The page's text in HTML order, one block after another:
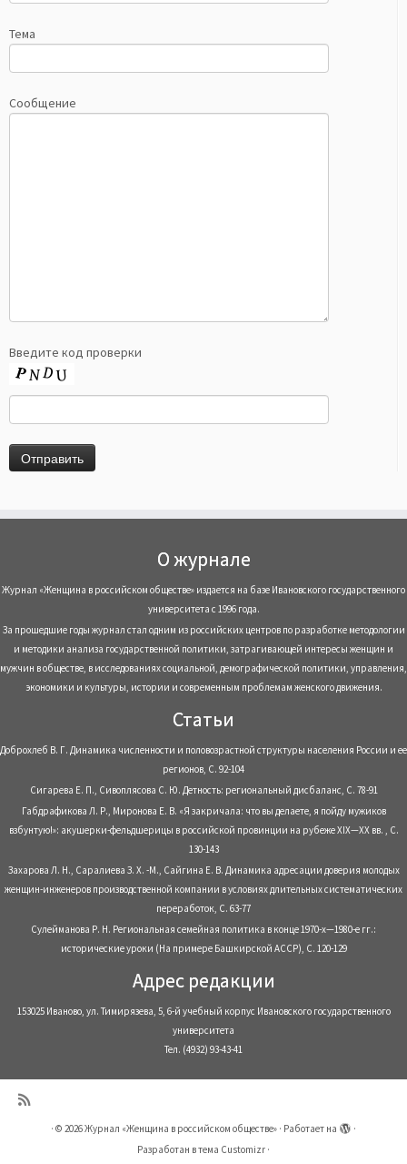
Тема
Сообщение
Введите код проверки
О журнале
Журнал «Женщина в российском обществе» издается на базе Ивановского государственного
университета с 1996 года.
За прошедшие годы журнал стал одним из российских центров по разработке методологии
и методики анализа государственной политики, затрагивающей интересы женщин и
мужчин в обществе, в исследованиях социальной, демографической политики, управления,
экономики и культуры, истории и современным проблемам женского движения.
Статьи
Доброхлеб В. Г. Динамика численности и половозрастной структуры населения России и ее
регионов, С. 92-104
Сигарева Е. П., Сивоплясова С. Ю. Детность: региональный дисбаланс, С. 78-91
Габдрафикова Л. Р., Миронова Е. В. «Я закричала: что вы делаете, я пойду мужиков
взбунтую!»: акушерки-фельдшерицы в российской провинции на рубеже XIX—XX вв. , С.
130-143
Захарова Л. Н., Саралиева З. Х. -М., Сайгина Е. В. Динамика адресации доверия молодых
женщин-инженеров производственной компании в условиях длительных систематических
переработок, С. 63-77
Сулейманова Р. Н. Региональная семейная политика в конце 1970-х—1980-е гг.:
исторические уроки (На примере Башкирской АССР), С. 120-129
Адрес редакции
153025 Иваново, ул. Тимирязева, 5, 6-й учебный корпус Ивановского государственного
университета
Тел. (4932) 93-43-41
· © 2026Журнал «Женщина в российском обществе» · Работает на
·
Разработан втема Customizr ·